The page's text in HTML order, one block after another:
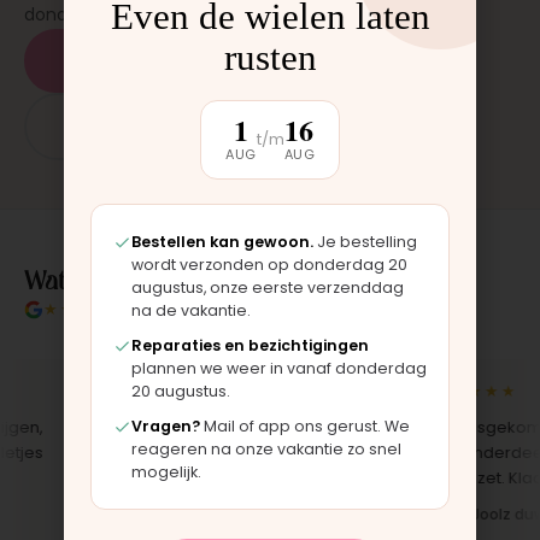
donderdag en zaterdag, op afspraak.
Plan een afspraak
App: 06 - 2862 1330
Wat klanten over ons zeggen
★★★★★ 4.9/5 klantbeoordeling
★★★★★
"Bekleding zelf vervangen met de
set, zag er meteen weer als nieuw
uit. Duidelijk origineel spul."
Iris · Bugaboo bekleding
★★★★★
het onderdeel
opgezet. Klaar
Bas · Joolz
Even de wielen laten
rusten
1
AUG
t/m16
AUG
Bestellen kan gewoon. Je bestelling
wordt verzonden op donderdag 20
augustus, onze eerste verzenddag
na de vakantie.
Reparaties en bezichtigingen
plannen we weer in vanaf donderdag
20 augustus.
Vragen?Mail of app ons gerust. We
reageren na onze vakantie zo snel
mogelijk.